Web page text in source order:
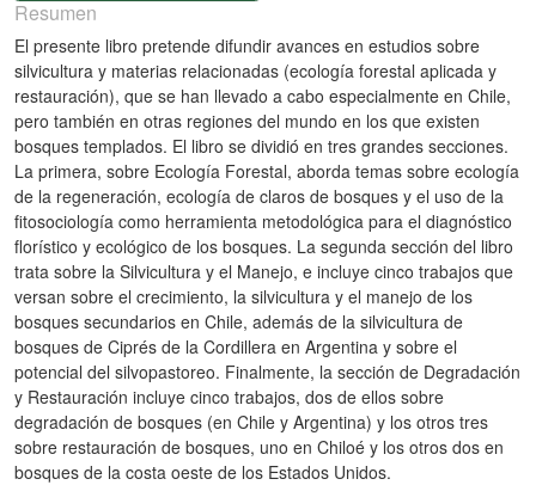
Resumen
El presente libro pretende difundir avances en estudios sobre
silvicultura y materias relacionadas (ecología forestal aplicada y
restauración), que se han llevado a cabo especialmente en Chile,
pero también en otras regiones del mundo en los que existen
bosques templados. El libro se dividió en tres grandes secciones.
La primera, sobre Ecología Forestal, aborda temas sobre ecología
de la regeneración, ecología de claros de bosques y el uso de la
fitosociología como herramienta metodológica para el diagnóstico
florístico y ecológico de los bosques. La segunda sección del libro
trata sobre la Silvicultura y el Manejo, e incluye cinco trabajos que
versan sobre el crecimiento, la silvicultura y el manejo de los
bosques secundarios en Chile, además de la silvicultura de
bosques de Ciprés de la Cordillera en Argentina y sobre el
potencial del silvopastoreo. Finalmente, la sección de Degradación
y Restauración incluye cinco trabajos, dos de ellos sobre
degradación de bosques (en Chile y Argentina) y los otros tres
sobre restauración de bosques, uno en Chiloé y los otros dos en
bosques de la costa oeste de los Estados Unidos.